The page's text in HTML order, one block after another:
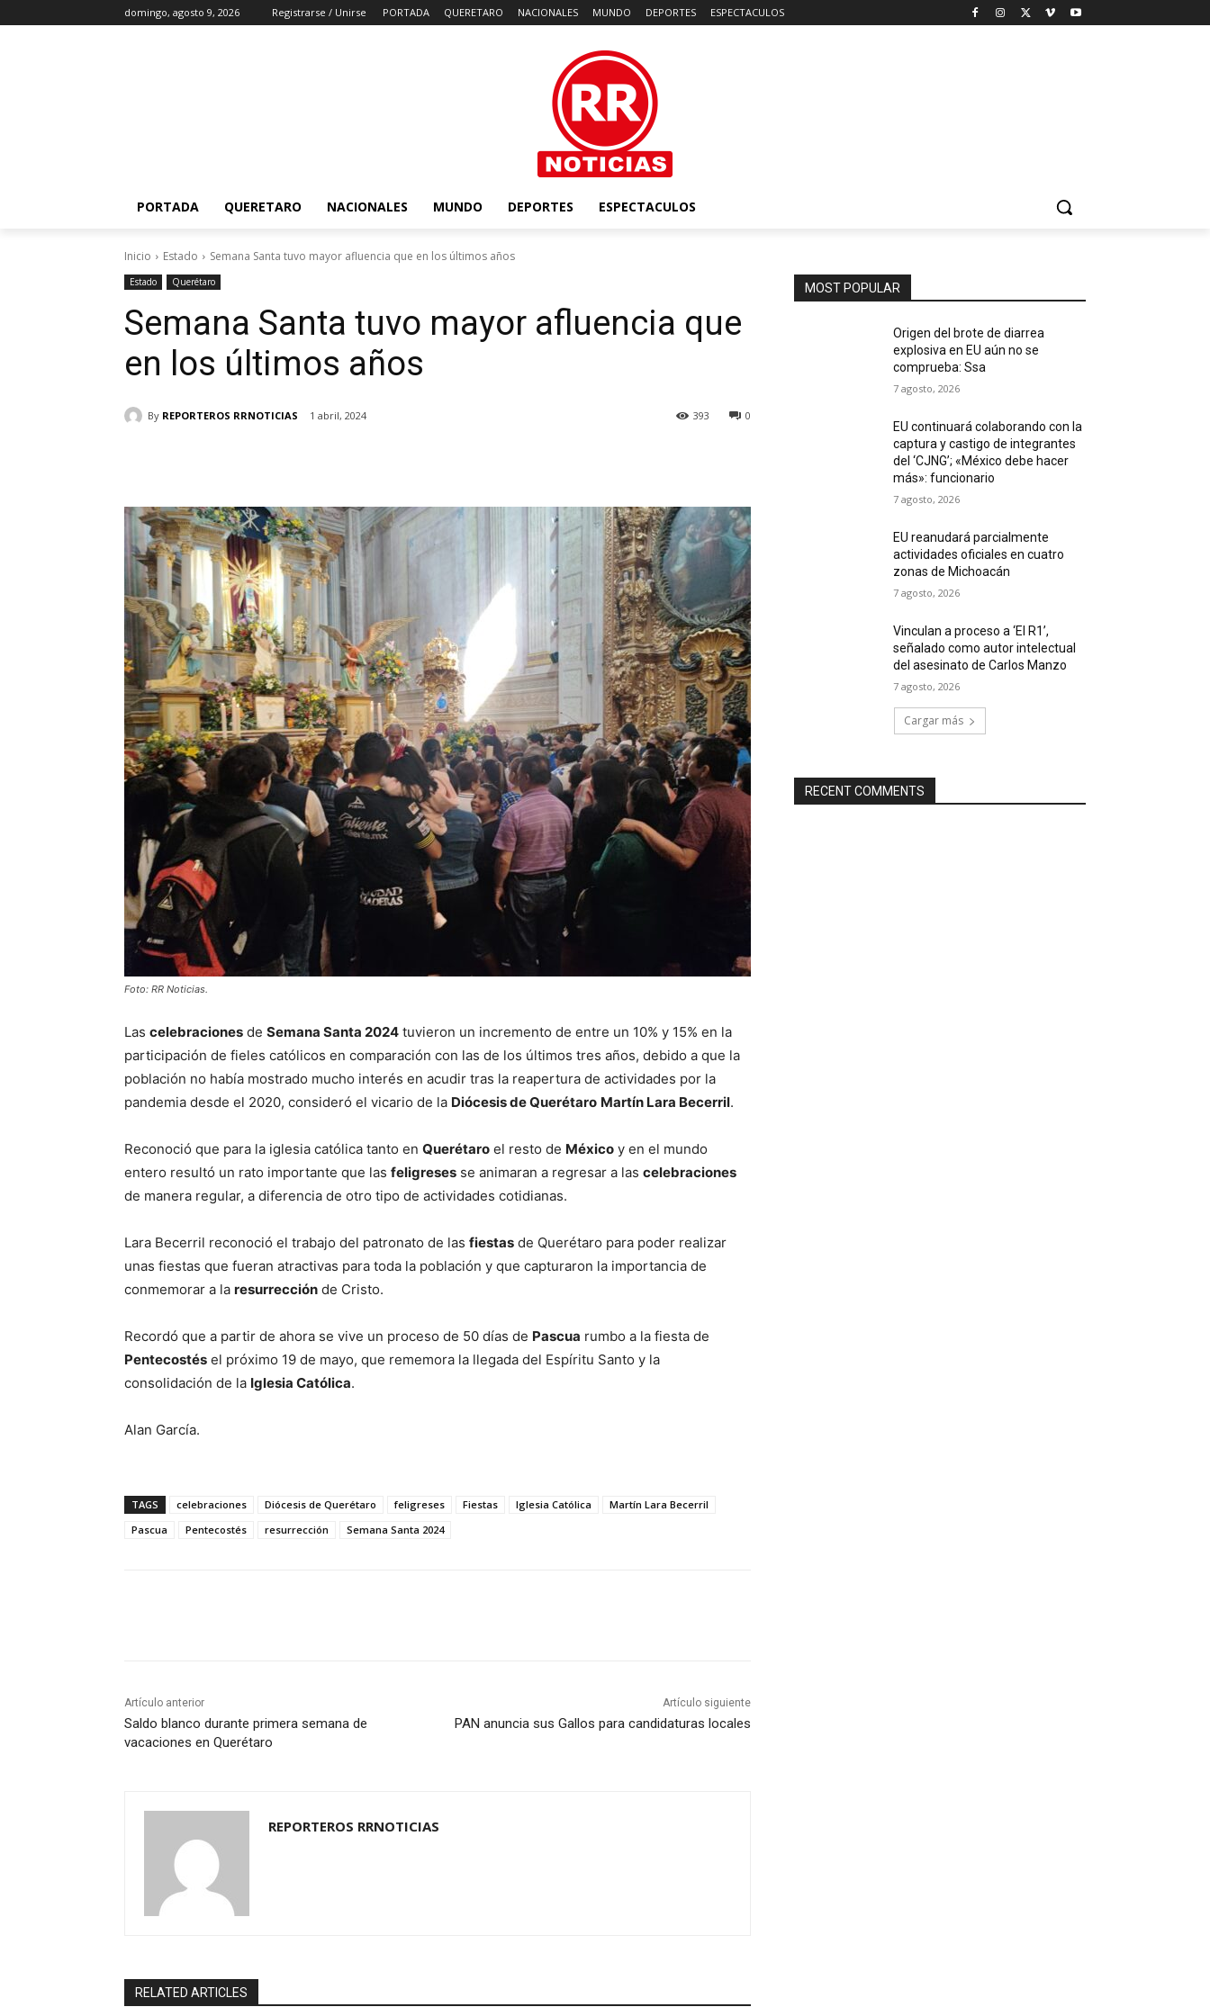
domingo, agosto 9, 2026 Registrarse / Unirse PORTADA QUERETARO NACIONALES MUNDO DEPORTES ESPECTACULOS
PORTADA QUERETARO NACIONALES MUNDO DEPORTES ESPECTACULOS
Inicio Estado Semana Santa tuvo mayor afluencia que en los últimos años
Estado Querétaro
Semana Santa tuvo mayor afluencia que
en los últimos años
By REPORTEROS RRNOTICIAS 1 abril, 2024 0
393
Foto: RR Noticias.
Las celebraciones de Semana Santa 2024 tuvieron un incremento de entre un 10% y 15% en la
participación de fieles católicos en comparación con las de los últimos tres años, debido a que la
población no había mostrado mucho interés en acudir tras la reapertura de actividades por la
pandemia desde el 2020, consideró el vicario de la Diócesis de Querétaro Martín Lara Becerril.
Reconoció que para la iglesia católica tanto en Querétaro el resto de México y en el mundo
entero resultó un rato importante que las feligreses se animaran a regresar a las celebraciones
de manera regular, a diferencia de otro tipo de actividades cotidianas.
Lara Becerril reconoció el trabajo del patronato de las fiestas de Querétaro para poder realizar
unas fiestas que fueran atractivas para toda la población y que capturaron la importancia de
conmemorar a la resurrección de Cristo.
Recordó que a partir de ahora se vive un proceso de 50 días de Pascua rumbo a la fiesta de
Pentecostés el próximo 19 de mayo, que rememora la llegada del Espíritu Santo y la
consolidación de la Iglesia Católica.
Alan García.
TAGS celebraciones Diócesis de Querétaro feligreses Fiestas Iglesia Católica
Martín Lara Becerril
Pascua
Pentecostés resurrección Semana Santa 2024
Artículo anterior
Saldo blanco durante primera semana de
vacaciones en Querétaro
Artículo siguiente
PAN anuncia sus Gallos para candidaturas locales
REPORTEROS RRNOTICIAS
RELATED ARTICLES
MOST POPULAR
Origen del brote de diarrea
explosiva en EU aún no se
comprueba: Ssa
7 agosto, 2026
EU continuará colaborando con la
captura y castigo de integrantes
del ‘CJNG’; «México debe hacer
más»: funcionario
7 agosto, 2026
EU reanudará parcialmente
actividades oficiales en cuatro
zonas de Michoacán
7 agosto, 2026
Vinculan a proceso a ‘El R1’,
señalado como autor intelectual
del asesinato de Carlos Manzo
7 agosto, 2026
Cargar más
RECENT COMMENTS